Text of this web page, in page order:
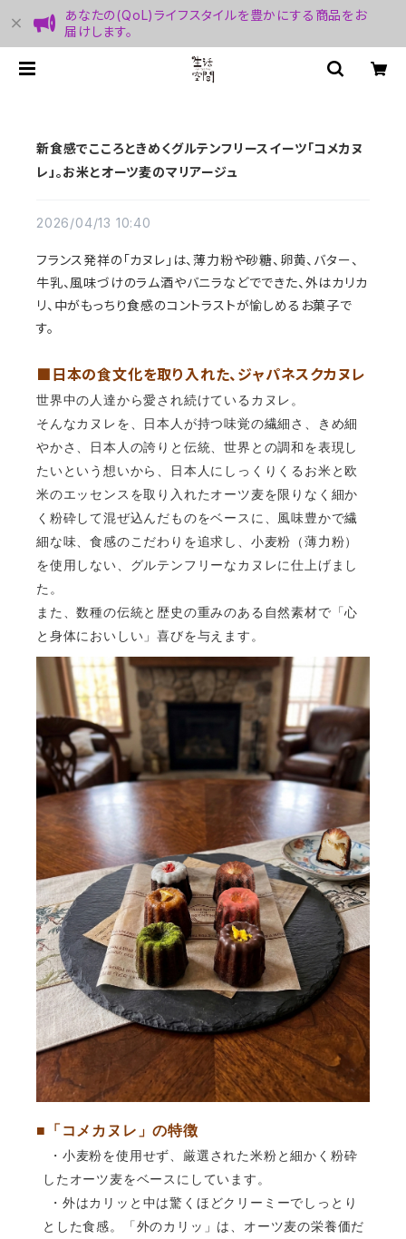
あなたの(QoL)ライフスタイルを豊かにする商品をお
届けします。
新食感でこころときめくグルテンフリースイーツ「コメカヌ
レ」。お米とオーツ麦のマリアージュ
2026/04/13 10:40
フランス発祥の「カヌレ」は、薄力粉や砂糖、卵黄、バター、
牛乳、風味づけのラム酒やバニラなどでできた、外はカリカ
リ、中がもっちり食感のコントラストが愉しめるお菓子で
す。
■日本の食文化を取り入れた、ジャパネスクカヌレ
世界中の人達から愛され続けているカヌレ。
そんなカヌレを、日本人が持つ味覚の繊細さ、きめ細
やかさ、日本人の誇りと伝統、世界との調和を表現し
たいという想いから、
日本人にしっくりくるお米と欧
米のエッセンスを取り入れたオーツ麦を限りなく細か
く粉砕して混ぜ込んだものをベースに、風味豊かで繊
細な味、食感のこだわりを追求し、 小麦粉（薄力粉）
を使用しない、グルテンフリーなカヌレに仕上げまし
た。
また、数種の伝統と歴史の重みのある自然素材で「心
と身体においしい」喜びを与えます。
■「コメカヌレ」の特徴
・ 小麦粉を使用せず、厳選された米粉と細かく粉砕
したオーツ麦をベースにしています。
・外はカリッと中は驚くほどクリーミーでしっとり
とした食感。「外のカリッ」は、オーツ麦の栄養価だ